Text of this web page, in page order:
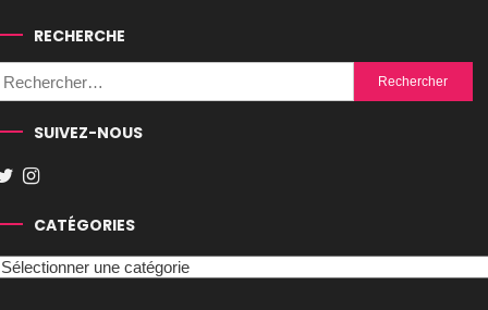
RECHERCHE
Rechercher :
SUIVEZ-NOUS
CATÉGORIES